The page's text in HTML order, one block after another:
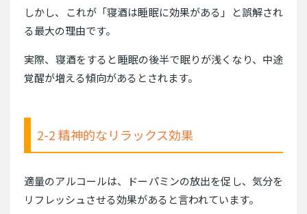
しかし、これが「寝酒は睡眠に効果がある」と誤解され
る最大の理由です。
実際、寝酒をすると睡眠の後半で眠りが浅くなり、中途
覚醒が増える傾向があるとされます。
2-2 精神的なリラックス効果
適量のアルコールは、ドーパミンの放出を促し、気分を
リフレッシュさせる効果があると言われています。